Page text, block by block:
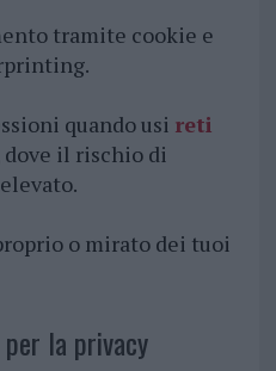
tramite cookie e
quando usi reti
dove il rischio di
o mirato dei tuoi
la privacy